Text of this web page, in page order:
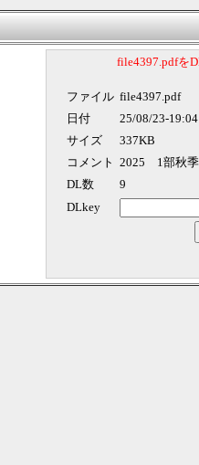
file4397.pdfを
ファイル file4397.pdf
日付
25/08/23-19:04
サイズ
337KB
コメント 2025 1部秋
DL数
9
DLkey